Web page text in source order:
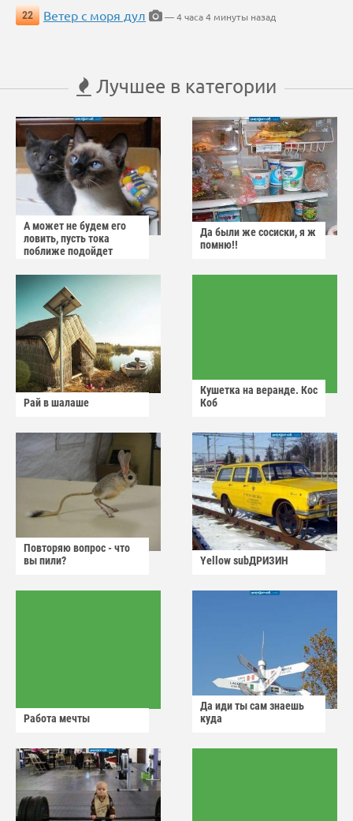
22
Ветер с моря дул — 4 часа 4 минуты назад
Лучшее в категории
А может не будем его
ловить, пусть тока
поближе подойдет
Да были же сосиски, я ж
помню!!
Рай в шалаше
Кушетка на веранде. Кос
Коб
Повторяю вопрос - что
вы пили?
Yellow subДРИЗИН
Работа мечты
Да иди ты сам знаешь
куда